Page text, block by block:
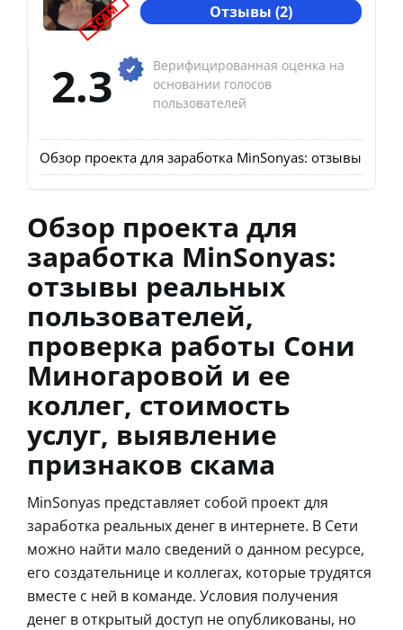
SCAM Отзывы (2)
2.3
Верифицированная оценка на
основании голосов
пользователей
Обзор проекта для заработка MinSonyas: отзывы
Обзор проекта для
заработка MinSonyas:
отзывы реальных
пользователей,
проверка работы Сони
Миногаровой и ее
коллег, стоимость
услуг, выявление
признаков скама
MinSonyas представляет собой проект для
заработка реальных денег в интернете. В Сети
можно найти мало сведений о данном ресурсе,
его создательнице и коллегах, которые трудятся
вместе с ней в команде. Условия получения
денег в открытый доступ не опубликованы, но